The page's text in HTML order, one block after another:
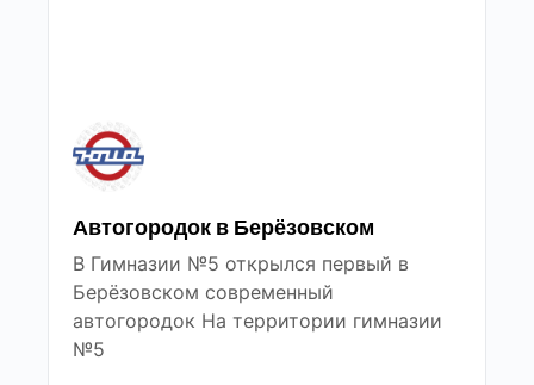
Автогородок в Берёзовском
В Гимназии №5 открылся первый в
Берёзовском современный
автогородок На территории гимназии
№5